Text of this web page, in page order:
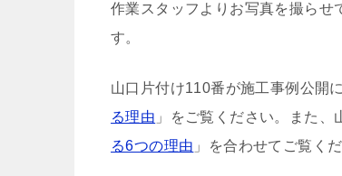
作業スタッフよりお写真を撮らせ
す。
山口片付け110番が施工事例公開
る理由 」をご覧ください。また、
る6つの理由 」を合わせてご覧くだ